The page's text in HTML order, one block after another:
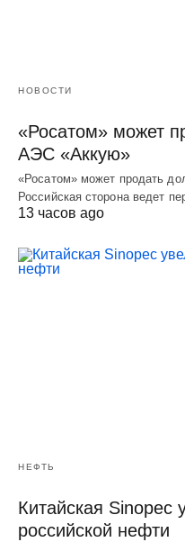
НОВОСТИ
«Росатом» может
АЭС «Аккую»
«Росатом» может продать
Российская сторона ведет
13 часов ago
НЕФТЬ
Китайская Sinopec
российской нефти